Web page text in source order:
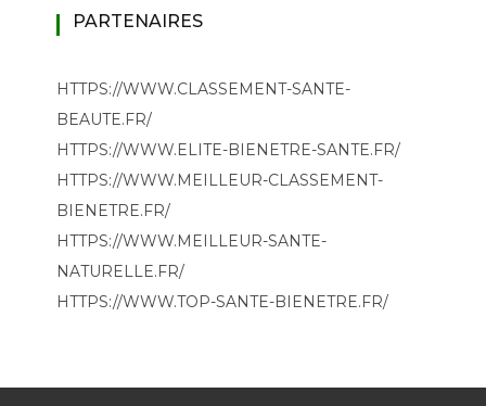
PARTENAIRES
HTTPS://WWW.CLASSEMENT-SANTE-
BEAUTE.FR/
HTTPS://WWW.ELITE-BIENETRE-SANTE.FR/
HTTPS://WWW.MEILLEUR-CLASSEMENT-
BIENETRE.FR/
HTTPS://WWW.MEILLEUR-SANTE-
NATURELLE.FR/
HTTPS://WWW.TOP-SANTE-BIENETRE.FR/